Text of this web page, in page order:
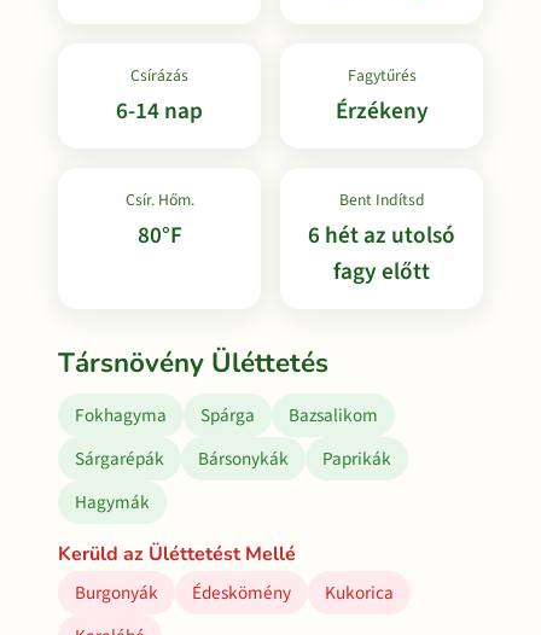
Csírázás
6-14 nap
Fagytűrés
Érzékeny
Csír. Hőm.
80°F
Bent Indítsd
6 hét az utolsó
fagy előtt
Társnövény Üléttetés
Fokhagyma Spárga
Bazsalikom
Sárgarépák
Bársonykák
Paprikák
Hagymák
Kerüld az Üléttetést Mellé
Burgonyák
Édeskömény
Kukorica